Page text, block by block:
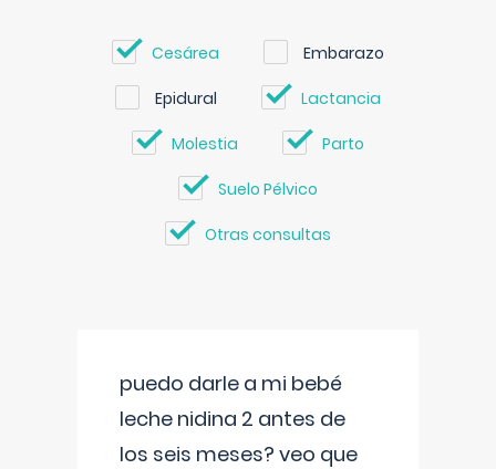
Cesárea Embarazo
Epidural Lactancia
Molestia Parto
Suelo Pélvico
Otras consultas
puedo darle a mi bebé
leche nidina 2 antes de
los seis meses? veo que